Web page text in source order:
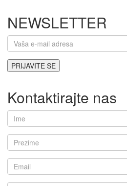
NEWSLETTER
Kontaktirajte nas